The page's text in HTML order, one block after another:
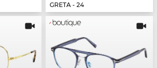
GRETA - 24